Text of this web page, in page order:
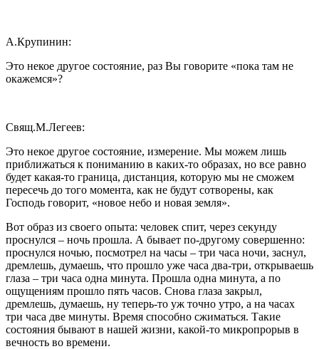
А.Крупинин:
Это некое другое состояние, раз Вы говорите «пока там не
окажемся»?
Свящ.М.Легеев:
Это некое другое состояние, измерение. Мы можем лишь
приближаться к пониманию в каких-то образах, но все равно
будет какая-то граница, дистанция, которую мы не сможем
пересечь до того момента, как не будут сотворены, как
Господь говорит, «новое небо и новая земля».
Вот образ из своего опыта: человек спит, через секунду
проснулся – ночь прошла. А бывает по-другому совершенно:
проснулся ночью, посмотрел на часы – три часа ночи, заснул,
дремлешь, думаешь, что прошло уже часа два-три, открываешь
глаза – три часа одна минута. Прошла одна минута, а по
ощущениям прошло пять часов. Снова глаза закрыл,
дремлешь, думаешь, ну теперь-то уж точно утро, а на часах
три часа две минуты. Время способно сжиматься. Такие
состояния бывают в нашей жизни, какой-то микропрорыв в
вечность во времени.